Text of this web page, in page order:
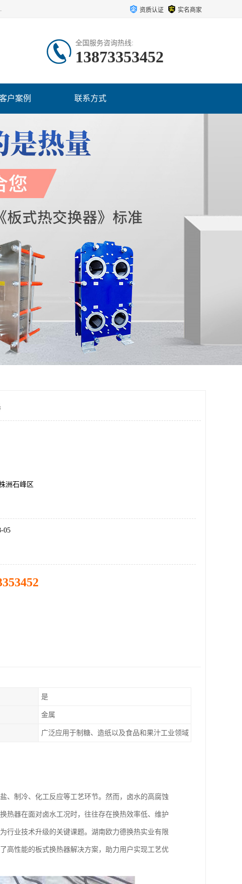
北、广西、广东、海南、云南、贵州等全国各地。 资质认证 实名商家
全国服务咨询热线:
13873353452
户案例 联系方式
洲石峰区
05
是
金属
广泛应用于制糖、造纸以及食品和果汁工业领域
、制冷、化工反应等工艺环节。然而，卤水的高腐蚀
热器在面对卤水工况时，往往存在换热效率低、维护
行业技术升级的关键课题。湖南欧力德换热实业有限
高性能的板式换热器解决方案，助力用户实现工艺优